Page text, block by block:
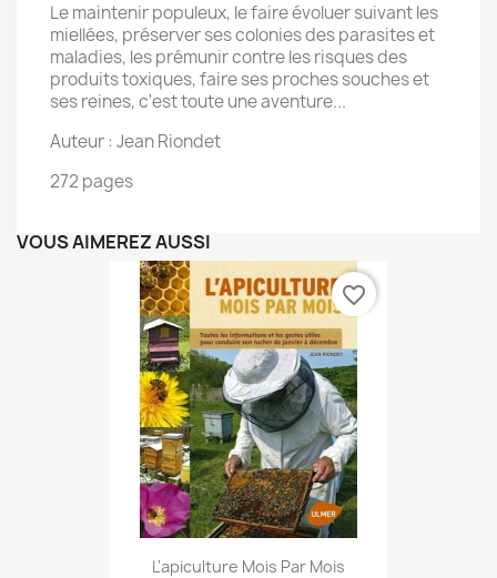
Le maintenir populeux, le faire évoluer suivant les
miellées, préserver ses colonies des parasites et
maladies, les prémunir contre les risques des
produits toxiques, faire ses proches souches et
ses reines, c'est toute une aventure...
Auteur : Jean Riondet
272 pages
VOUS AIMEREZ AUSSI
L'apiculture Mois Par Mois
favorite_border